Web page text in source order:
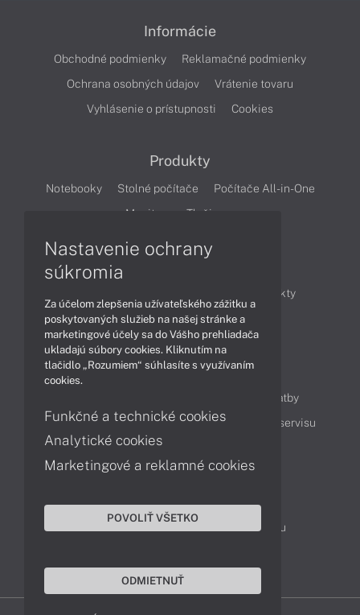
Informácie
Obchodné podmienky
Reklamačné podmienky
Ochrana osobných údajov
Vrátenie tovaru
Vyhlásenie o prístupnosti
Cookies
Produkty
Notebooky Stolné počítače
Počítače All-in-One
Monitory
Tlačiarne
Produkty
Technológie
Videá
Obsah
Možnosti doručenia a platby
Podpora a servis
Servisné služby Cenník servisu
Kontakty
043 4224 771
Obchodné oddelenie
Reklamácia tovaru
Nastavenie ochrany
súkromia
Za účelom zlepšenia užívateľského zážitku a
poskytovaných služieb na našej stránke a
marketingové účely sa do Vášho prehliadača
ukladajú súbory cookies. Kliknutím na
tlačidlo „Rozumiem“ súhlasíte s využívaním
cookies.
Funkčné a technické cookies
Analytické cookies
Marketingové a reklamné cookies
POVOLIŤ VŠETKO
ODMIETNUŤ